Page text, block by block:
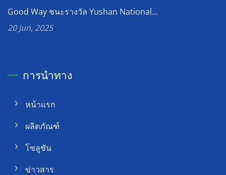
Good Way ชนะรางวัล Yushan National...
20 Jun, 2025
การนำทาง
หน้าแรก
ผลิตภัณฑ์
โซลูชัน
ข่าวสาร